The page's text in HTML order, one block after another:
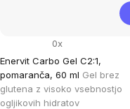
Enervit Carbo Gel C2:1,
pomaranča, 60 ml Gel brez
glutena z visoko vsebnostjo
ogljikovih hidratov
0x